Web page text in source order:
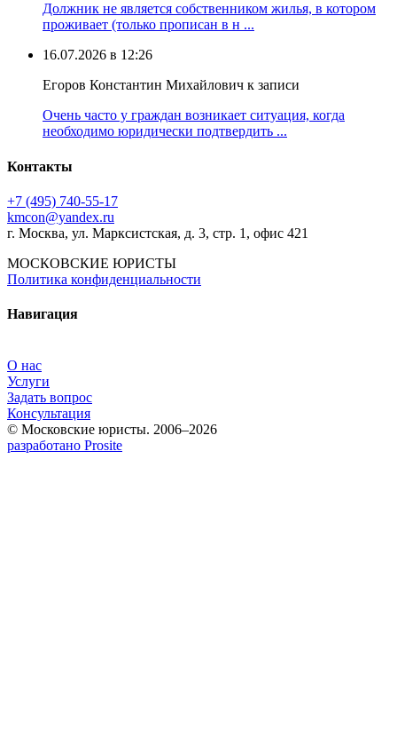
Должник не является собственником жилья, в котором
проживает (только прописан в н ...
16.07.2026 в 12:26
Егоров Константин Михайлович к записи
Очень часто у граждан возникает ситуация, когда
необходимо юридически подтвердить ...
Контакты
+7 (495) 740‑55‑17
kmcon@yandex.ru
г. Москва, ул. Марксистская, д. 3, стр. 1, офис 421
МОСКОВСКИЕ ЮРИСТЫ
Политика конфиденциальности
Навигация
О нас
Услуги
Задать вопрос
Консультация
© Московские юристы. 2006–2026
разработано Prosite